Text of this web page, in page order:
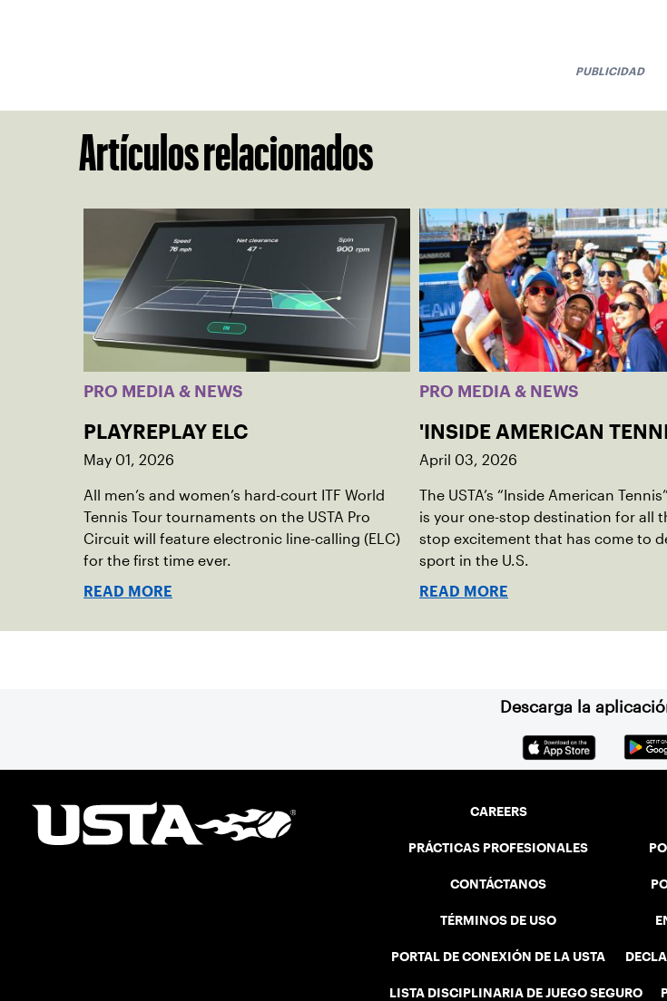
PUBLICIDAD
Artículos relacionados
PRO MEDIA & NEWS
PLAYREPLAY ELC
May 01, 2026
All men’s and women’s hard-court ITF World
Tennis Tour tournaments on the USTA Pro
Circuit will feature electronic line-calling (ELC)
for the first time ever.
READ MORE
PRO MEDIA & NEWS
'INSIDE AMERICAN
April 03, 2026
The USTA’s “Inside American
is your one-stop destination for all
stop excitement that has come to
sport in the U.S.
READ MORE
Descarga la
CAREERS
PRÁCTICAS PROFESIONALES
CONTÁCTANOS
TÉRMINOS DE USO
PORTAL DE CONEXIÓN DE LA USTA
LISTA DISCIPLINARIA DE JUEGO SEGURO